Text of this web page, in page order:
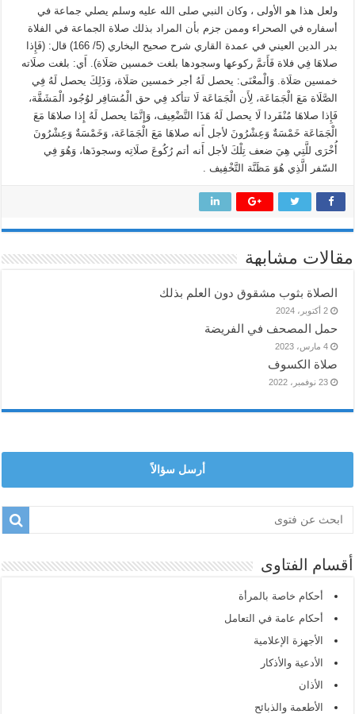
ولعل هذا هو الأولى ، وكان النبي صلى الله عليه وسلم يصلي جماعة في
أسفاره في الصحراء وممن جزم بأن المراد بذلك صلاة الجماعة في الفلاة
بدر الدين العيني في عمدة القاري شرح صحيح البخاري (5/ 166) قال: (فَإِذا
صلاهَا فِي فلاة فَأَتمَّ ركوعها وسجودها بلغت خمسين صَلَاة). أَي: بلغت صلَاته
خمسين صَلَاة. وَالْمعْنَى: يحصل لَهُ أجر خمسين صَلَاة، وَذَلِكَ يحصل لَهُ فِي
الصَّلَاة مَعَ الْجَمَاعَة، لِأَن الْجَمَاعَة لَا تتأكد فِي حق الْمُسَافِر لوُجُود الْمَشَقَّة،
فَإِذا صلاهَا مُنْفَردا لَا يحصل لَهُ هَذَا التَّضْعِيف، وَإِنَّمَا يحصل لَهُ إِذا صلاهَا مَعَ
الْجَمَاعَة خَمْسَةٌ وَعِشْرُونَ لأجل أَنه صلاهَا مَعَ الْجَمَاعَة، وَخَمْسَةٌ وَعِشْرُونَ
أُخْرَى للَّتِي هِيَ ضعف تِلْكَ لأجل أَنه أتم رُكُوعَ صلَاتِه وسجودَها، وَهُوَ فِي
السّفر الَّذِي هُوَ مَظَنَّة التَّخْفِيف .
مقالات مشابهة
الصلاة بثوب مشقوق دون العلم بذلك
2 أكتوبر، 2024
حمل المصحف في الفريضة
4 مارس، 2023
صلاة الكسوف
23 نوفمبر، 2022
أرسل سؤالاً
أقسام الفتاوى
أحكام خاصة بالمرأة
أحكام عامة في التعامل
الأجهزة الإعلامية
الأدعية والأذكار
الأذان
الأطعمة والذبائح